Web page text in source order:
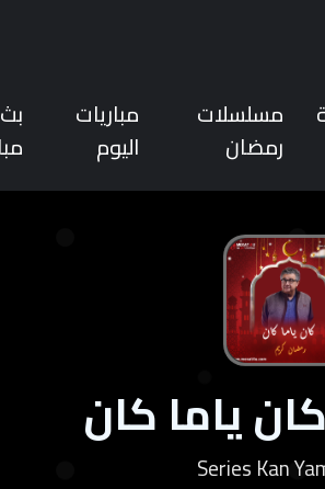
مسلسلات
رمضان
مباريات
اليوم
بث
ياما كان
Series Kan